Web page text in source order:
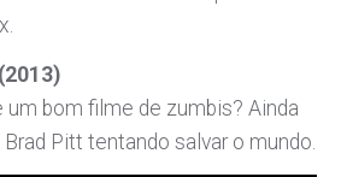
um bom filme de zumbis? Ainda
Pitt tentando salvar o mundo.